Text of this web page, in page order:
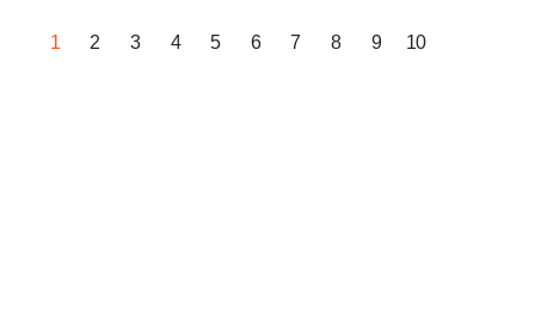
1 2 3 4 5 6 7 8 9 10